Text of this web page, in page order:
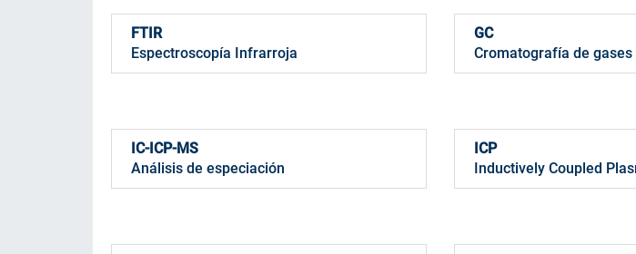
FTIR
Espectroscopía Infrarroja
GC
Cromatografía de gases
IC-ICP-MS
Análisis de especiación
ICP
Inductively Coupled